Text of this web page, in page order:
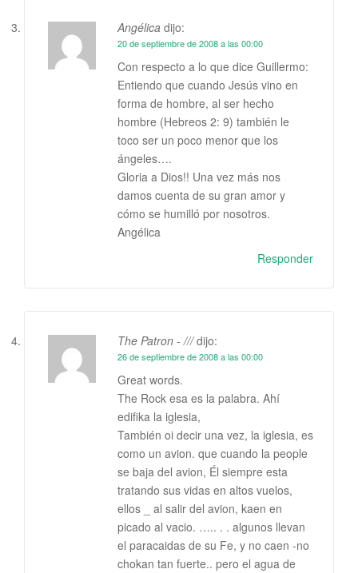
Angélica dijo:
20 de septiembre de 2008 a las 00:00
Con respecto a lo que dice Guillermo:
Entiendo que cuando Jesús vino en
forma de hombre, al ser hecho
hombre (Hebreos 2: 9) también le
toco ser un poco menor que los
ángeles….
Gloria a Dios!! Una vez más nos
damos cuenta de su gran amor y
cómo se humilló por nosotros.
Angélica
Responder
The Patron - /// dijo:
26 de septiembre de 2008 a las 00:00
Great words.
The Rock esa es la palabra. Ahí
edifika la iglesia,
También oi decir una vez, la iglesia, es
como un avion. que cuando la people
se baja del avion, Él siempre esta
tratando sus vidas en altos vuelos,
ellos _ al salir del avion, kaen en
picado al vacio. ….. . . algunos llevan
el paracaidas de su Fe, y no caen -no
chokan tan fuerte.. pero el agua de